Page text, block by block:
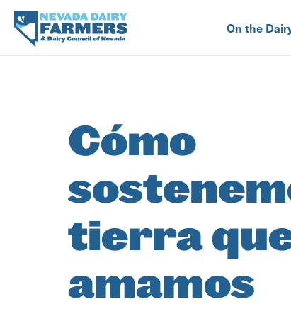
main
content
On the
Cómo
tierra
amamos